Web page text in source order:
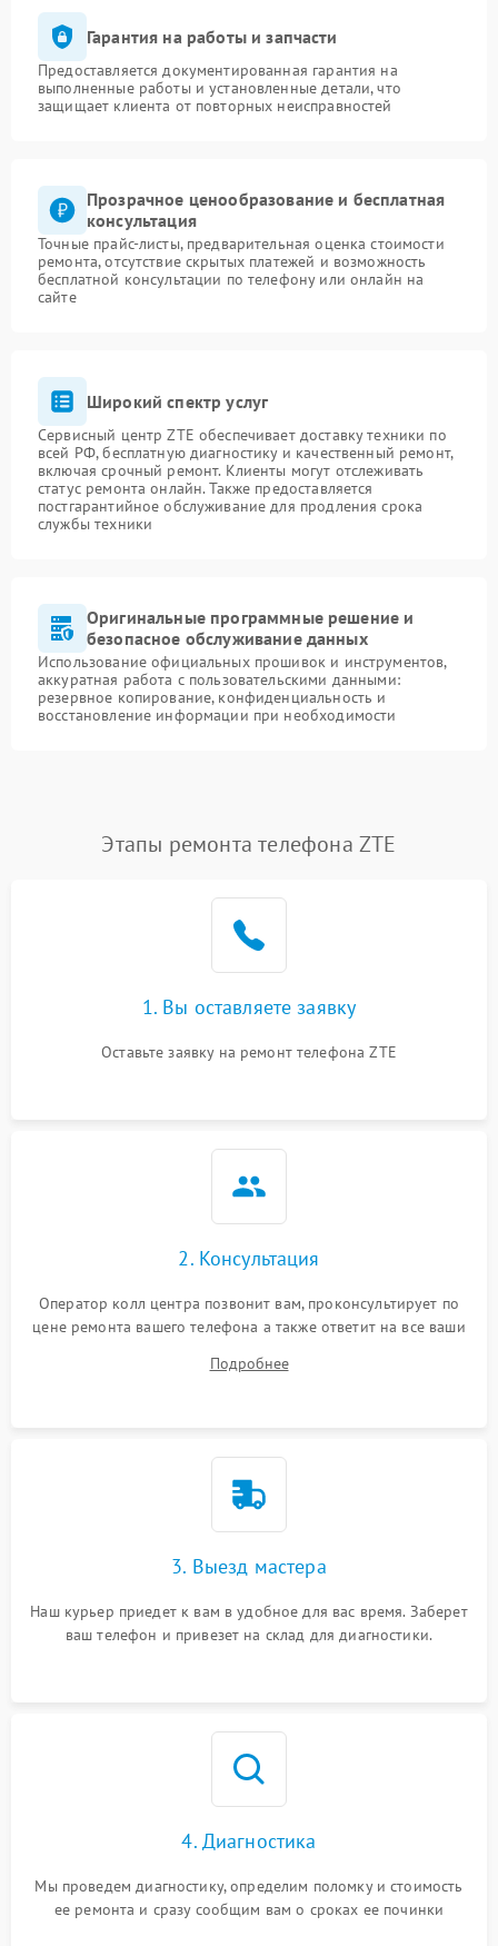
Гарантия на работы и запчасти
Предоставляется документированная гарантия на
выполненные работы и установленные детали, что
защищает клиента от повторных неисправностей
Прозрачное ценообразование и бесплатная
консультация
Точные прайс-листы, предварительная оценка стоимости
ремонта, отсутствие скрытых платежей и возможность
бесплатной консультации по телефону или онлайн на
сайте
Широкий спектр услуг
Сервисный центр ZTE обеспечивает доставку техники по
всей РФ, бесплатную диагностику и качественный ремонт,
включая срочный ремонт. Клиенты могут отслеживать
статус ремонта онлайн. Также предоставляется
постгарантийное обслуживание для продления срока
службы техники
Оригинальные программные решение и
безопасное обслуживание данных
Использование официальных прошивок и инструментов,
аккуратная работа с пользовательскими данными:
резервное копирование, конфиденциальность и
восстановление информации при необходимости
Этапы ремонта телефона ZTE
1. Вы оставляете заявку
Оставьте заявку на ремонт телефона ZTE
2. Консультация
Оператор колл центра позвонит вам, проконсультирует по
цене ремонта вашего телефона а также ответит на все ваши
Подробнее
3. Выезд мастера
Наш курьер приедет к вам в удобное для вас время. Заберет
ваш телефон и привезет на склад для диагностики.
4. Диагностика
Мы проведем диагностику, определим поломку и стоимость
ее ремонта и сразу сообщим вам о сроках ее починки